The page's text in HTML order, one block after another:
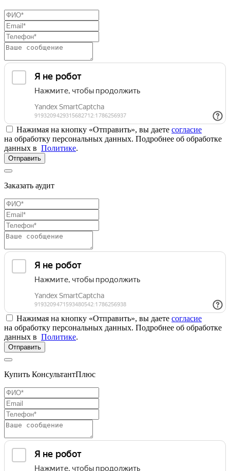
Нажимая на кнопку «Отправить», вы даете согласие
на обработку персональных данных. Подробнее об обработке
данных в Политике.
Отправить
Заказать аудит
Нажимая на кнопку «Отправить», вы даете согласие
на обработку персональных данных. Подробнее об обработке
данных в Политике.
Отправить
Купить КонсультантПлюс